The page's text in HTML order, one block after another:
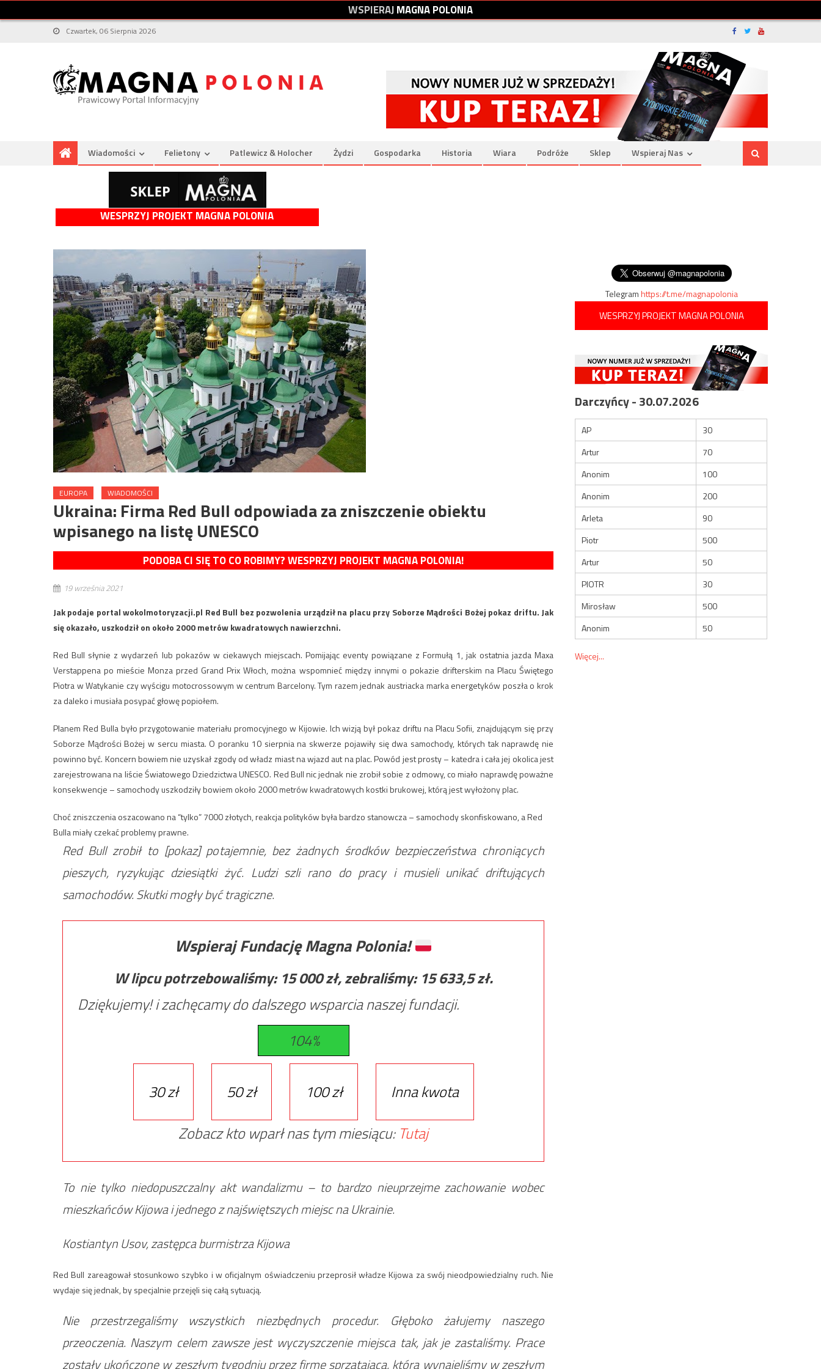
WSPIERAJMAGNAPOLONIA
Czwartek, 06 Sierpnia 2026
Wiadomości Felietony Patlewicz & Holocher Żydzi Gospodarka Historia Wiara Podróże Sklep Wspieraj Nas
WESPRZYJ PROJEKT MAGNA POLONIA
EUROPA WIADOMOŚCI
Ukraina: Firma Red Bull odpowiada za zniszczenie obiektu
wpisanego na listę UNESCO
PODOBA CI SIĘ TO CO ROBIMY? WESPRZYJ PROJEKT MAGNA POLONIA!
19 września 2021
Jak podaje portal wokolmotoryzacji.pl Red Bull bez pozwolenia urządził na placu przy Soborze Mądrości Bożej pokaz driftu. Jak
się okazało, uszkodził on około 2000 metrów kwadratowych nawierzchni.
Red Bull słynie z wydarzeń lub pokazów w ciekawych miejscach. Pomijając eventy powiązane z Formułą 1, jak ostatnia jazda Maxa
Verstappena po mieście Monza przed Grand Prix Włoch, można wspomnieć między innymi o pokazie drifterskim na Placu Świętego
Piotra w Watykanie czy wyścigu motocrossowym w centrum Barcelony. Tym razem jednak austriacka marka energetyków poszła o krok
za daleko i musiała posypać głowę popiołem.
Planem Red Bulla było przygotowanie materiału promocyjnego w Kijowie. Ich wizją był pokaz driftu na Placu Sofii, znajdującym się przy
Soborze Mądrości Bożej w sercu miasta. O poranku 10 sierpnia na skwerze pojawiły się dwa samochody, których tak naprawdę nie
powinno być. Koncern bowiem nie uzyskał zgody od władz miast na wjazd aut na plac. Powód jest prosty – katedra i cała jej okolica jest
zarejestrowana na liście Światowego Dziedzictwa UNESCO. Red Bull nic jednak nie zrobił sobie z odmowy, co miało naprawdę poważne
konsekwencje – samochody uszkodziły bowiem około 2000 metrów kwadratowych kostki brukowej, którą jest wyłożony plac.
Choć zniszczenia oszacowano na “tylko” 7000 złotych, reakcja polityków była bardzo stanowcza – samochody skonfiskowano, a Red
Bulla miały czekać problemy prawne.
Red Bull zrobił to [pokaz] potajemnie, bez żadnych środków bezpieczeństwa chroniących
pieszych, ryzykując dziesiątki żyć. Ludzi szli rano do pracy i musieli unikać driftujących
samochodów. Skutki mogły być tragiczne.
Wspieraj Fundację Magna Polonia!
W lipcu potrzebowaliśmy: 15 000zł, zebraliśmy: 15 633,5zł.
Dziękujemy! i zachęcamy do dalszego wsparcia naszej fundacji.
104%
30 zł 50 zł 100 zł
Inna kwota
Zobacz kto wparł nas tym miesiącu: Tutaj
To nie tylko niedopuszczalny akt wandalizmu – to bardzo nieuprzejme zachowanie wobec
mieszkańców Kijowa i jednego z najświętszych miejsc na Ukrainie.
Kostiantyn Usov, zastępca burmistrza Kijowa
Red Bull zareagował stosunkowo szybko i w oficjalnym oświadczeniu przeprosił władze Kijowa za swój nieodpowiedzialny ruch. Nie
wydaje się jednak, by specjalnie przejęli się całą sytuacją.
Nie przestrzegaliśmy wszystkich niezbędnych procedur. Głęboko żałujemy naszego
przeoczenia. Naszym celem zawsze jest wyczyszczenie miejsca tak, jak je zastaliśmy. Prace
zostały ukończone w zeszłym tygodniu przez firmę sprzątającą, którą wynajęliśmy w zeszłym
Telegramhttps://t.me/magnapolonia
WESPRZYJ PROJEKT MAGNA POLONIA
Darczyńcy - 30.07.2026
AP
30
Artur
70
Anonim
100
Anonim
200
Arleta
90
Piotr
500
Artur
50
PIOTR
30
Mirosław
500
Anonim
50
Więcej...